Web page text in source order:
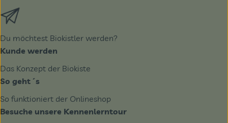
Du möchtest Biokistler werden?
Kunde werden
Das Konzept der Biokiste
So geht´s
So funktioniert der Onlineshop
Besuche unsere Kennenlerntour